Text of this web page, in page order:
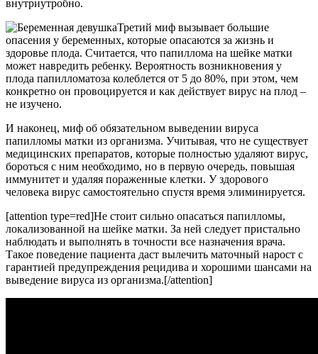
внутриутробно.
Третий миф вызывает большие
опасения у беременных, которые опасаются за жизнь и
здоровье плода. Считается, что папиллома на шейке матки
может навредить ребенку. Вероятность возникновения у
плода папилломатоза колеблется от 5 до 80%, при этом, чем
конкретно он провоцируется и как действует вирус на плод –
не изучено.
И наконец, миф об обязательном выведении вируса
папилломы матки из организма. Учитывая, что не существует
медицинских препаратов, которые полностью удаляют вирус,
бороться с ним необходимо, но в первую очередь, повышая
иммунитет и удаляя пораженные клетки. У здорового
человека вирус самостоятельно спустя время элиминируется.
[attention type=red]Не стоит сильно опасаться папилломы,
локализованной на шейке матки. За ней следует пристально
наблюдать и выполнять в точности все назначения врача.
Такое поведение пациента даст вылечить маточный нарост с
гарантией предупреждения рецидива и хорошими шансами на
выведение вируса из организма.[/attention]